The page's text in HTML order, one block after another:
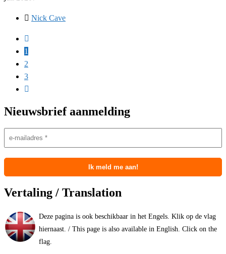
Nick Cave
1
2
3
Nieuwsbrief aanmelding
Vertaling / Translation
Deze pagina is ook beschikbaar in het Engels. Klik op de vlag
hiernaast. / This page is also available in English. Click on the
flag.